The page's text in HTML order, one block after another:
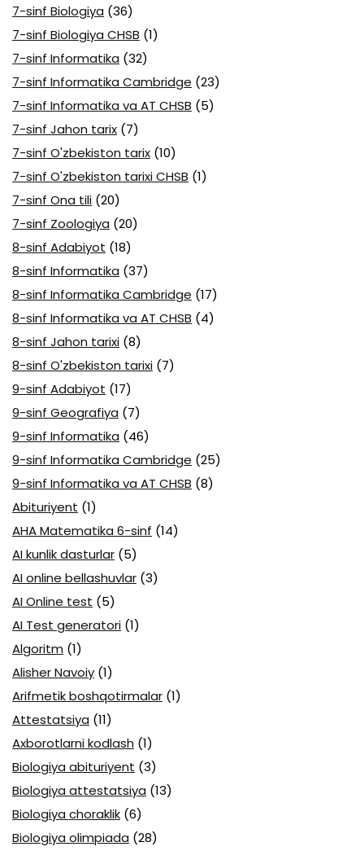
7-sinf Biologiya (36)
7-sinf Biologiya CHSB (1)
7-sinf Informatika (32)
7-sinf Informatika Cambridge (23)
7-sinf Informatika va AT CHSB (5)
7-sinf Jahon tarix (7)
7-sinf O'zbekiston tarix (10)
7-sinf O'zbekiston tarixi CHSB (1)
7-sinf Ona tili (20)
7-sinf Zoologiya (20)
8-sinf Adabiyot (18)
8-sinf Informatika (37)
8-sinf Informatika Cambridge (17)
8-sinf Informatika va AT CHSB (4)
8-sinf Jahon tarixi (8)
8-sinf O'zbekiston tarixi (7)
9-sinf Adabiyot (17)
9-sinf Geografiya (7)
9-sinf Informatika (46)
9-sinf Informatika Cambridge (25)
9-sinf Informatika va AT CHSB (8)
Abituriyent (1)
AHA Matematika 6-sinf (14)
AI kunlik dasturlar (5)
AI online bellashuvlar (3)
AI Online test (5)
AI Test generatori (1)
Algoritm (1)
Alisher Navoiy (1)
Arifmetik boshqotirmalar (1)
Attestatsiya (11)
Axborotlarni kodlash (1)
Biologiya abituriyent (3)
Biologiya attestatsiya (13)
Biologiya choraklik (6)
Biologiya olimpiada (28)